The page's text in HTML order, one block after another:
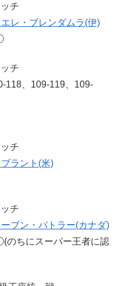
チ
レ・ブレンダムラ(伊)
チ
、109-119、109-
チ
ブラント(米)
チ
ブン・バトラー(カナダ)
ちにスーパー王者に認